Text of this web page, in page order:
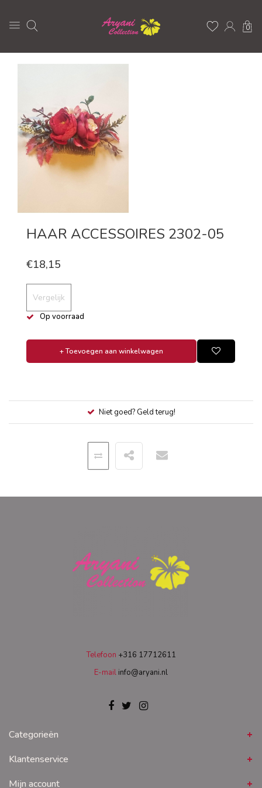
0
HAAR ACCESSOIRES 2302-05
€18,15
Vergelijk
Op voorraad
+ Toevoegen aan winkelwagen
Niet goed? Geld terug!
Telefoon +316 17712611
E-mail info@aryani.nl
Categorieën
Klantenservice
Mijn account